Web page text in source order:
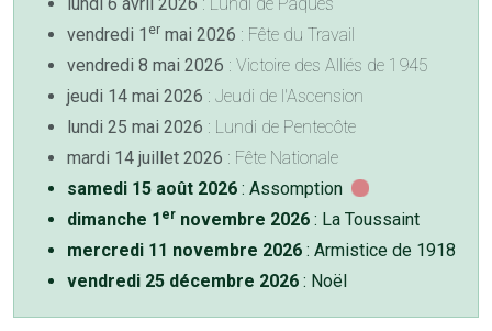
vendredi 1 er mai 2026 : Fête du Travail
vendredi 8 mai 2026 : Victoire des Alliés de 1945
jeudi 14 mai 2026 : Jeudi de l'Ascension
lundi 25 mai 2026 : Lundi de Pentecôte
mardi 14 juillet 2026 : Fête Nationale
samedi 15 août 2026 : Assomption
dimanche 1 er novembre 2026 : La Toussaint
mercredi 11 novembre 2026 : Armistice de 1918
vendredi 25 décembre 2026 : Noël